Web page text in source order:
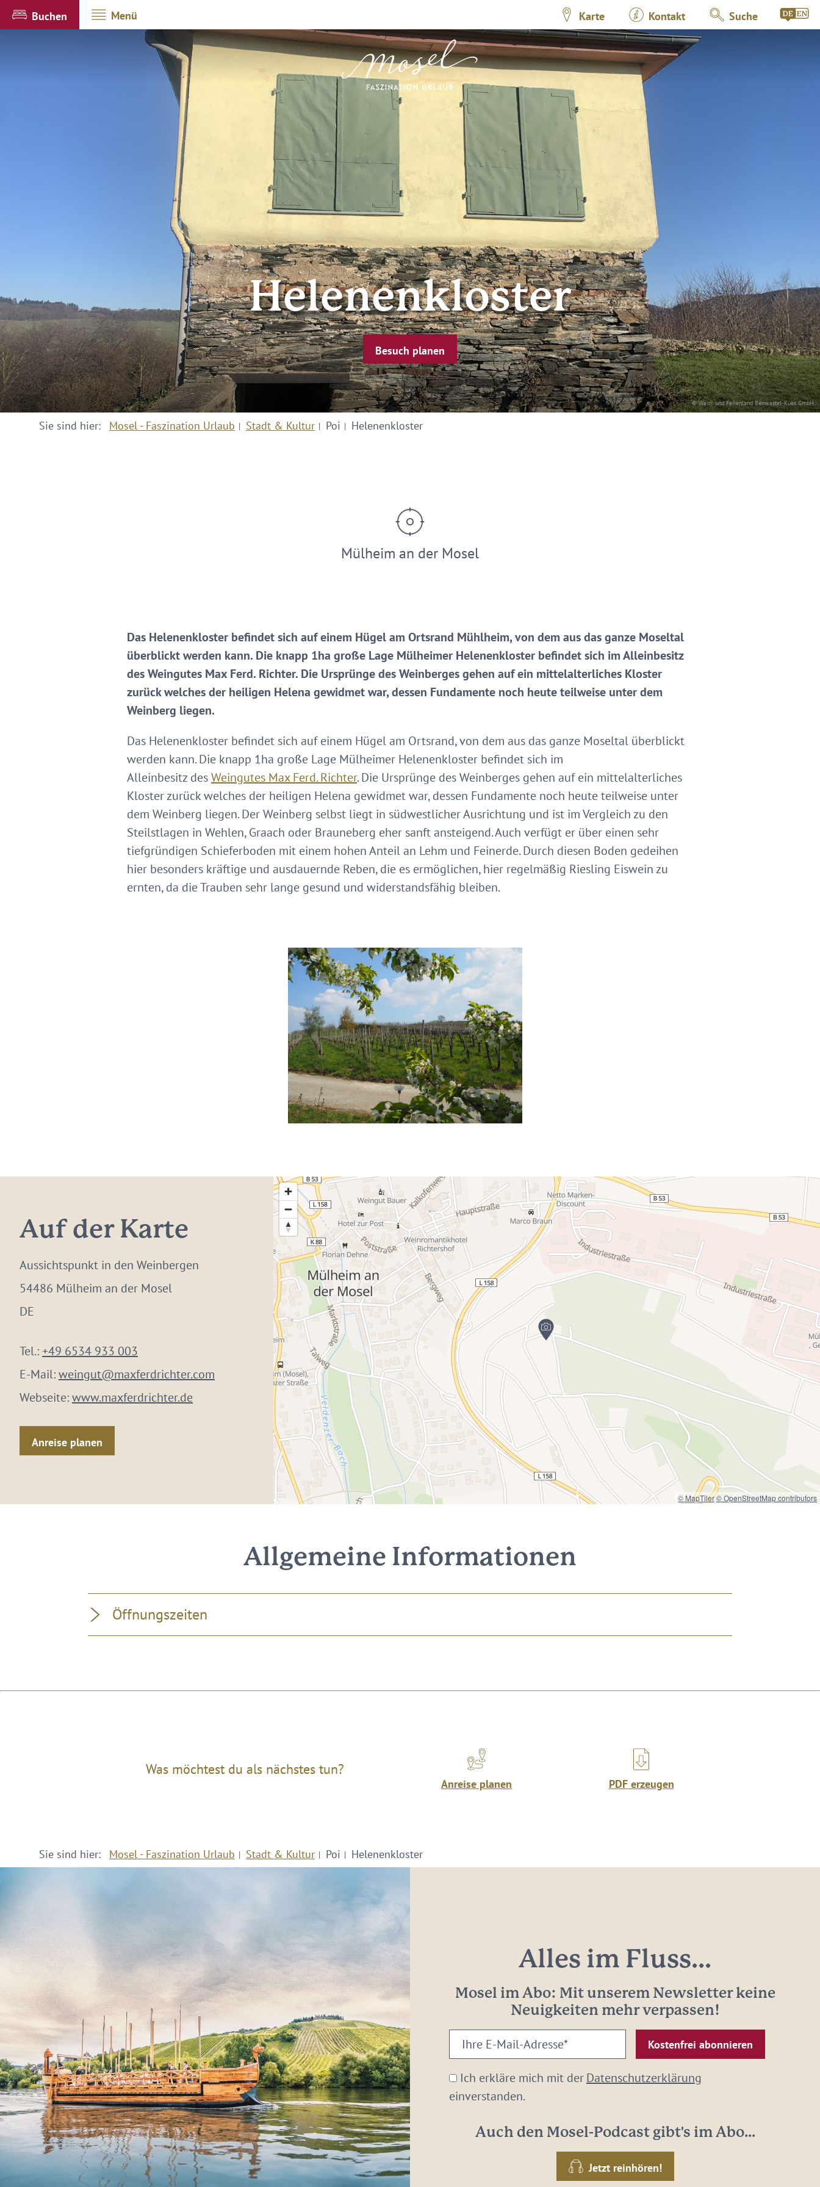
Buchen Menü Karte Kontakt Suche
© Wein- und Ferienland Bernkastel-Kues GmbH
Helenenkloster
Besuch planen
Sie sind hier: Mosel - Faszination Urlaub Stadt & Kultur Poi Helenenkloster
Mülheim an der Mosel
Das Helenenkloster befindet sich auf einem Hügel am Ortsrand Mühlheim, von dem aus das ganze Moseltal
überblickt werden kann. Die knapp 1ha große Lage Mülheimer Helenenkloster befindet sich im Alleinbesitz
des Weingutes Max Ferd. Richter. Die Ursprünge des Weinberges gehen auf ein mittelalterliches Kloster
zurück welches der heiligen Helena gewidmet war, dessen Fundamente noch heute teilweise unter dem
Weinberg liegen.
Das Helenenkloster befindet sich auf einem Hügel am Ortsrand, von dem aus das ganze Moseltal überblickt
werden kann. Die knapp 1ha große Lage Mülheimer Helenenkloster befindet sich im
Alleinbesitz desWeingutes Max Ferd. Richter. Die Ursprünge des Weinberges gehen auf ein mittelalterliches
Kloster zurück welches der heiligen Helena gewidmet war, dessen Fundamente noch heute teilweise unter
dem Weinberg liegen. Der Weinberg selbst liegt in südwestlicher Ausrichtung und ist im Vergleich zu den
Steilstlagen in Wehlen, Graach oder Brauneberg eher sanft ansteigend. Auch verfügt er über einen sehr
tiefgründigen Schieferboden mit einem hohen Anteil an Lehm und Feinerde. Durch diesen Boden gedeihen
hier besonders kräftige und ausdauernde Reben, die es ermöglichen, hier regelmäßig Riesling Eiswein zu
ernten, da die Trauben sehr lange gesund und widerstandsfähig bleiben.
Auf der Karte
Aussichtspunkt in den Weinbergen
54486 Mülheim an der Mosel
DE
Tel.:+49 6534 933 003
E-Mail:weingut@maxferdrichter.com
Webseite:www.maxferdrichter.de
Anreise planen
© MapTiler© OpenStreetMap contributors
Allgemeine Informationen
Öffnungszeiten
Was möchtest du als nächstes tun?
Anreise planen PDF erzeugen
Sie sind hier: Mosel - Faszination Urlaub Stadt & Kultur Poi Helenenkloster
Alles im Fluss...
Mosel im Abo: Mit unserem Newsletter keine
Neuigkeiten mehr verpassen!
Ihre
E-
Mail-
Adresse:
Ich erkläre mich mit derDatenschutzerklärung
einverstanden.
Auch den Mosel-Podcast gibt's im Abo...
Jetzt reinhören!